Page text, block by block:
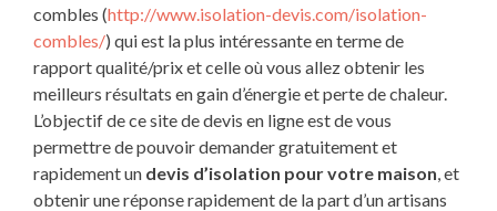
combles (http://www.isolation-devis.com/isolation-
combles/) qui est la plus intéressante en terme de
rapport qualité/prix et celle où vous allez obtenir les
meilleurs résultats en gain d’énergie et perte de chaleur.
L’objectif de ce site de devis en ligne est de vous
permettre de pouvoir demander gratuitement et
rapidement un devis d’isolation pour votre maison, et
obtenir une réponse rapidement de la part d’un artisans